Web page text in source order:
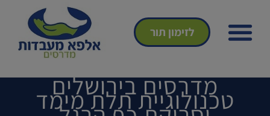
לזימון תור
מדרסים בירושלים
טכנולוגיית תלת מימד